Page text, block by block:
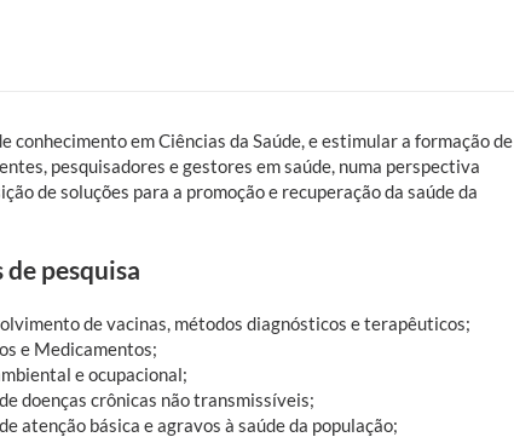
em Ciências da Saúde, e estimular a formação de
pesquisadores e gestores em saúde, numa perspectiva
de soluções para a promoção e recuperação da saúde da
de pesquisa
de vacinas, métodos diagnósticos e terapêuticos;
e Medicamentos;
e ocupacional;
doenças crônicas não transmissíveis;
atenção básica e agravos à saúde da população;